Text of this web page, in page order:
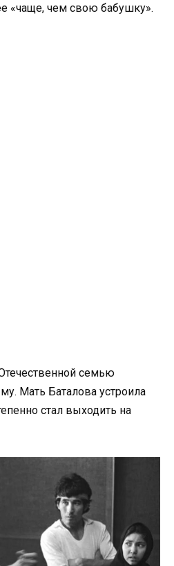
«чаще, чем свою бабушку».
семью
Мать Баталова устроила
стал выходить на